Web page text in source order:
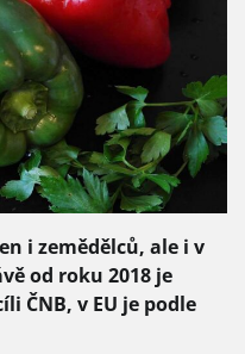
i zemědělců, ale i v
od roku 2018 je
ČNB, v EU je podle